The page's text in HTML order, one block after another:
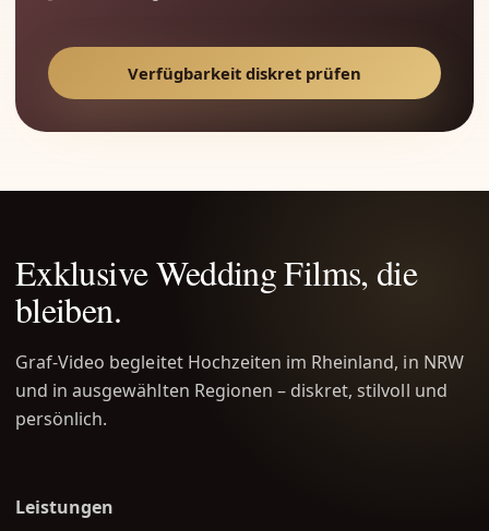
Verfügbarkeit diskret prüfen
Exklusive Wedding Films, die
bleiben.
Graf-Video begleitet Hochzeiten im Rheinland, in NRW
und in ausgewählten Regionen – diskret, stilvoll und
persönlich.
Leistungen